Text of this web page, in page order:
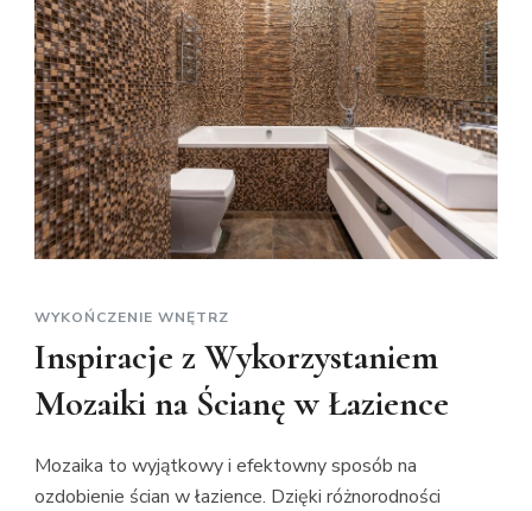
WYKOŃCZENIE WNĘTRZ
Inspiracje z Wykorzystaniem
Mozaiki na Ścianę w Łazience
Mozaika to wyjątkowy i efektowny sposób na
ozdobienie ścian w łazience. Dzięki różnorodności